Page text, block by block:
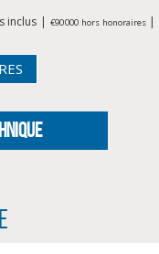
inclus | €90 000 hors honoraires|